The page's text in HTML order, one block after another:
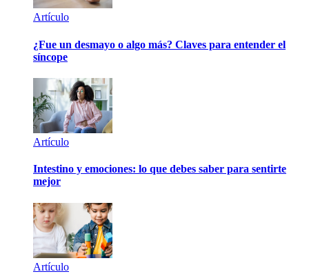
Artículo
¿Fue un desmayo o algo más? Claves para entender el
síncope
Artículo
Intestino y emociones: lo que debes saber para sentirte
mejor
Artículo